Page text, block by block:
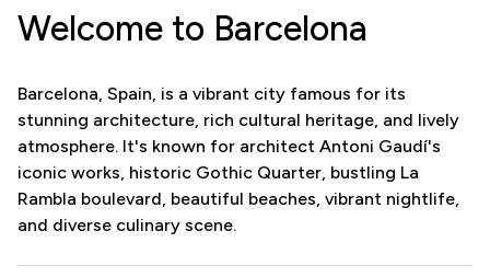
Welcome to Barcelona
Barcelona, Spain, is a vibrant city famous for its
stunning architecture, rich cultural heritage, and lively
atmosphere. It's known for architect Antoni Gaudí's
iconic works, historic Gothic Quarter, bustling La
Rambla boulevard, beautiful beaches, vibrant nightlife,
and diverse culinary scene.